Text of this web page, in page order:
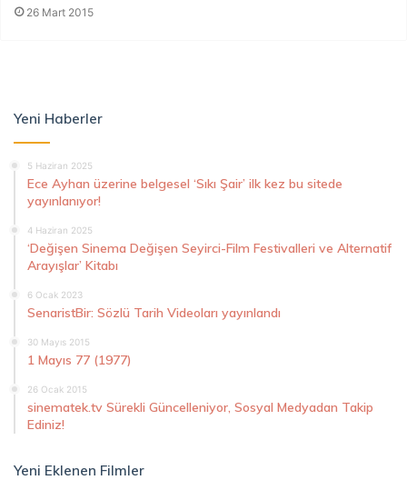
26 Mart 2015
Yeni Haberler
5 Haziran 2025
Ece Ayhan üzerine belgesel ‘Sıkı Şair’ ilk kez bu sitede
yayınlanıyor!
4 Haziran 2025
‘Değişen Sinema Değişen Seyirci-Film Festivalleri ve Alternatif
Arayışlar’ Kitabı
6 Ocak 2023
SenaristBir: Sözlü Tarih Videoları yayınlandı
30 Mayıs 2015
1 Mayıs 77 (1977)
26 Ocak 2015
sinematek.tv Sürekli Güncelleniyor, Sosyal Medyadan Takip
Ediniz!
Yeni Eklenen Filmler